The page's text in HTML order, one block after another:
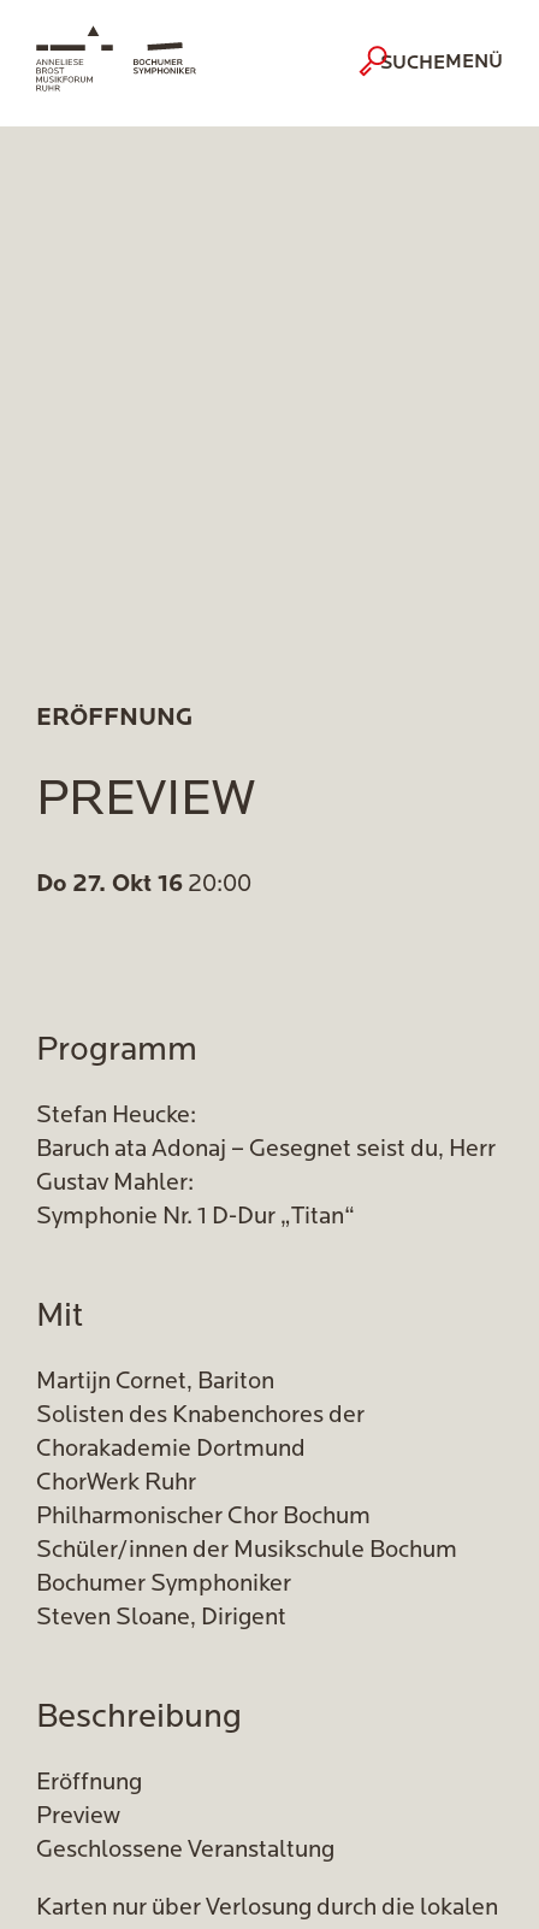
SUCHEMENÜ
ERÖFFNUNG
PREVIEW
Do 27. Okt 16 20:00
Programm
Stefan Heucke:
Baruch ata Adonaj – Gesegnet seist du, Herr
Gustav Mahler:
Symphonie Nr. 1 D-Dur „Titan“
Mit
Martijn Cornet, Bariton
Solisten des Knabenchores der
Chorakademie Dortmund
ChorWerk Ruhr
Philharmonischer Chor Bochum
Schüler/innen der Musikschule Bochum
Bochumer Symphoniker
Steven Sloane, Dirigent
Beschreibung
Eröffnung
Preview
Geschlossene Veranstaltung
Karten nur über Verlosung durch die lokalen